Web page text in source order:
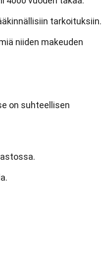
tarkoituksiin.
niiden makeuden
on suhteellisen